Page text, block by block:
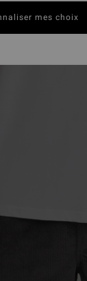
mes choix